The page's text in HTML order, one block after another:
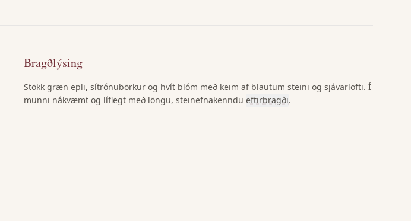
Bragðlýsing
Stökk græn epli, sítrónubörkur og hvít blóm með keim af blautum steini og sjávarlofti. Í
munni nákvæmt og líflegt með löngu, steinefnakenndu eftirbragði.